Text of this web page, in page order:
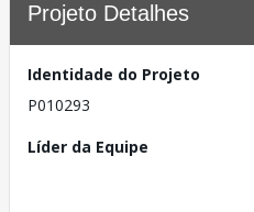
Projeto Detalhes
Identidade do Projeto
P010293
Líder da Equipe